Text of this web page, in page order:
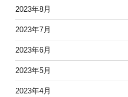
2023年8月
2023年7月
2023年6月
2023年5月
2023年4月